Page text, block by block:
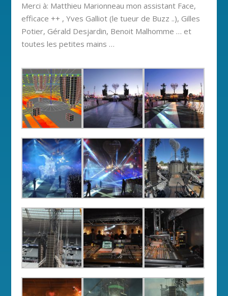
Merci à: Matthieu Marionneau mon assistant Face,
efficace ++ , Yves Galliot (le tueur de Buzz ..), Gilles
Potier, Gérald Desjardin, Benoit Malhomme … et
toutes les petites mains …